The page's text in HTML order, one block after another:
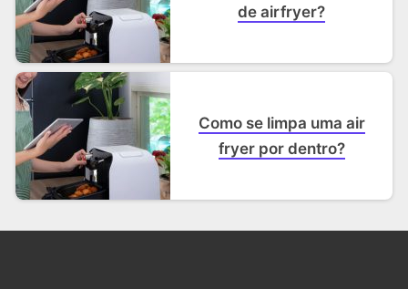
de airfryer?
Como se limpa uma air
fryer por dentro?